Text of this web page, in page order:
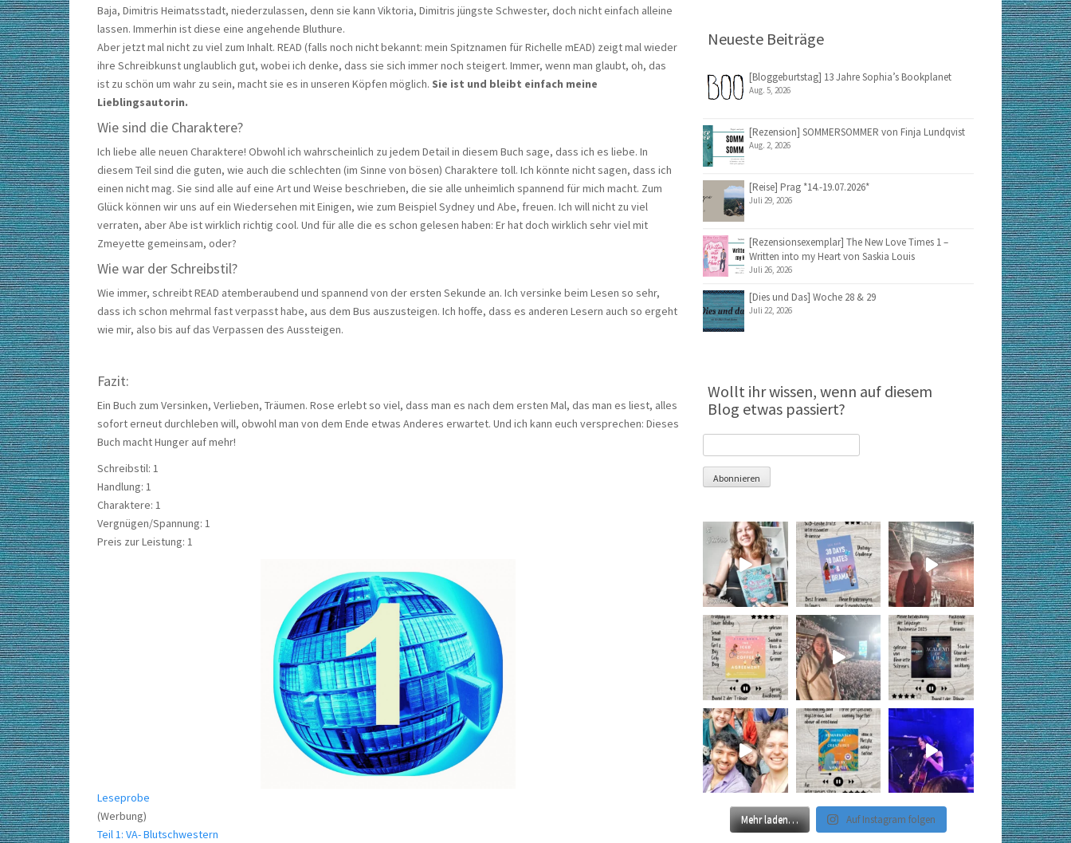
Baja, Dimitris Heimatsstadt, niederzulassen, denn sie kann Viktoria, Dimitris jüngste Schwester, doch nicht einfach alleine
lassen. Immerhin ist diese eine angehende Bluthure.
Aber jetzt mal nicht zu viel zum Inhalt. READ (falls noch nicht bekannt: mein Spitznamen für Richelle mEAD) zeigt mal wieder
ihre Schreibkunst unglaublich gut, wobei ich denke, dass sie sich immer noch steigert. Immer, wenn man glaubt, oh, das
ist zu schön um wahr zu sein, macht sie es in unseren Köpfen möglich. Sie ist und bleibt einfach meine
Lieblingsautorin.
Wie sind die Charaktere?
Ich liebe alle neuen Charaktere! Obwohl ich wahrscheinlich zu jedem Detail in diesem Buch sage, dass ich es liebe. In
diesem Teil sind die guten, wie auch die schlechten (im Sinne von bösen) Charaktere toll. Ich könnte nicht sagen, dass ich
einen nicht mag. Sie sind alle auf eine Art und Weise beschrieben, die sie alle unheimlich spannend für mich macht. Zum
Glück können wir uns auf ein Wiedersehen mit Einigen, wie zum Beispiel Sydney und Abe, freuen. Ich will nicht zu viel
verraten, aber Abe ist wirklich richtig cool. Und für alle die es schon gelesen haben: Er hat doch wirklich sehr viel mit
Zmeyette gemeinsam, oder?
Wie war der Schreibstil?
Wie immer, schreibt READ atemberaubend und spannend von der ersten Sekunde an. Ich versinke beim Lesen so sehr,
dass ich schon mehrmal fast verpasst habe, aus dem Bus auszusteigen. Ich hoffe, dass es anderen Lesern auch so ergeht
wie mir, also bis auf das Verpassen des Aussteigen.
Fazit:
Ein Buch zum Versinken, Verlieben, Träumen. Rose erlebt so viel, dass man es nach dem ersten Mal, das man es liest, alles
sofort erneut durchleben will, obwohl man von dem Ende etwas Anderes erwartet. Und ich kann euch versprechen: Dieses
Buch macht Hunger auf mehr!
Schreibstil: 1
Handlung: 1
Charaktere: 1
Vergnügen/Spannung: 1
Preis zur Leistung: 1
Leseprobe
(Werbung)
Teil 1: VA- Blutschwestern
Neueste Beiträge
[Bloggeburtstag] 13 Jahre Sophia’s Bookplanet
Aug. 5, 2026
[Rezension] SOMMERSOMMER von Finja Lundqvist
Aug. 2, 2026
[Reise] Prag *14.-19.07.2026*
Juli 29, 2026
[Rezensionsexemplar] The New Love Times 1 –
Written into my Heart von Saskia Louis
Juli 26, 2026
[Dies und Das] Woche 28 & 29
Juli 22, 2026
Wollt ihr wissen, wenn auf diesem
Blog etwas passiert?
Mehr laden… Auf Instagram folgen